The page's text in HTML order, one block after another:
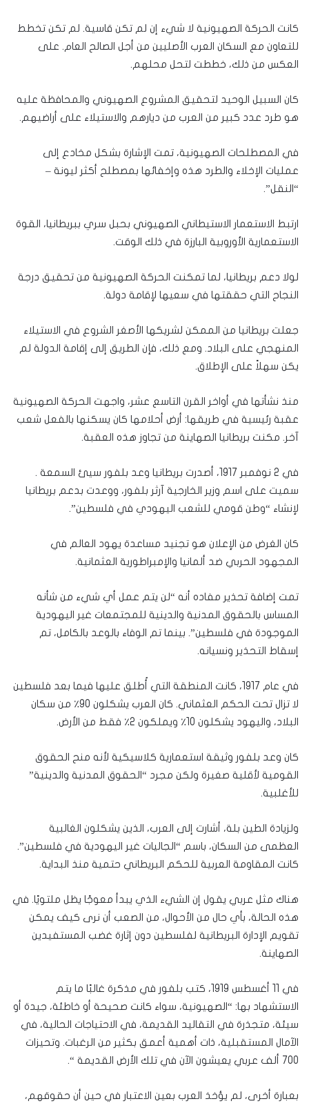
كانت الحركة الصهيونية لا شيء إن لم تكن قاسية. لم تكن تخطط
للتعاون مع السكان العرب الأصليين من أجل الصالح العام. على
العكس من ذلك، خططت لتحل محلهم.
كان السبيل الوحيد لتحقيق المشروع الصهيوني والمحافظة عليه
هو طرد عدد كبير من العرب من ديارهم والاستيلاء على أراضيهم.
في المصطلحات الصهيونية، تمت الإشارة بشكل مخادع إلى
عمليات الإخلاء والطرد هذه وإخفائها بمصطلح أكثر ليونة –
“النقل”.
ارتبط الاستعمار الاستيطاني الصهيوني بحبل سري ببريطانيا، القوة
الاستعمارية الأوروبية البارزة في ذلك الوقت.
لولا دعم بريطانيا، لما تمكنت الحركة الصهيونية من تحقيق درجة
النجاح التي حققتها في سعيها لإقامة دولة.
جعلت بريطانيا من الممكن لشريكها الأصغر الشروع في الاستيلاء
المنهجي على البلاد. ومع ذلك، فإن الطريق إلى إقامة الدولة لم
يكن سهلاً على الإطلاق.
منذ نشأتها في أواخر القرن التاسع عشر، واجهت الحركة الصهيونية
عقبة رئيسية في طريقها: أرض أحلامها كان يسكنها بالفعل شعب
آخر. مكنت بريطانيا الصهاينة من تجاوز هذه العقبة.
في 2 نوفمبر 1917، أصدرت بريطانيا وعد بلفور سيئ السمعة .
سميت على اسم وزير الخارجية آرثر بلفور، ووعدت بدعم بريطانيا
لإنشاء “وطن قومي للشعب اليهودي في فلسطين”.
كان الغرض من الإعلان هو تجنيد مساعدة يهود العالم في
المجهود الحربي ضد ألمانيا والإمبراطورية العثمانية.
تمت إضافة تحذير مفاده أنه “لن يتم عمل أي شيء من شأنه
المساس بالحقوق المدنية والدينية للمجتمعات غير اليهودية
الموجودة في فلسطين”. بينما تم الوفاء بالوعد بالكامل، تم
إسقاط التحذير ونسيانه.
في عام 1917، كانت المنطقة التي أُطلق عليها فيما بعد فلسطين
لا تزال تحت الحكم العثماني. كان العرب يشكلون 90٪ من سكان
البلاد، واليهود يشكلون 10٪ ويملكون 2٪ فقط من الأرض.
كان وعد بلفور وثيقة استعمارية كلاسيكية لأنه منح الحقوق
القومية لأقلية صغيرة ولكن مجرد “الحقوق المدنية والدينية”
للأغلبية.
ولزيادة الطين بلة، أشارت إلى العرب، الذين يشكلون الغالبية
العظمى من السكان، باسم “الجاليات غير اليهودية في فلسطين”.
كانت المقاومة العربية للحكم البريطاني حتمية منذ البداية.
هناك مثل عربي يقول إن الشيء الذي يبدأ معوجًا يظل ملتويًا. في
هذه الحالة، بأي حال من الأحوال، من الصعب أن نرى كيف يمكن
تقويم الإدارة البريطانية لفلسطين دون إثارة غضب المستفيدين
الصهاينة.
في 11 أغسطس 1919، كتب بلفور في مذكرة غالبًا ما يتم
الاستشهاد بها: “الصهيونية، سواء كانت صحيحة أو خاطئة، جيدة أو
سيئة، متجذرة في التقاليد القديمة، في الاحتياجات الحالية، في
الآمال المستقبلية، ذات أهمية أعمق بكثير من الرغبات. وتحيزات
700 ألف عربي يعيشون الآن في تلك الأرض القديمة “.
بعبارة أخرى، لم يؤخذ العرب بعين الاعتبار في حين أن حقوقهم،